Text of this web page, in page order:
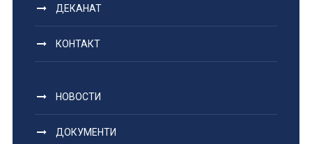
ДЕКАНАТ
КОНТАКТ
НОВОСТИ
ДОКУМЕНТИ